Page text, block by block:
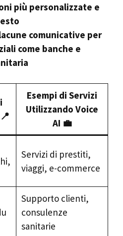
più personalizzate e
comunicative per
come banche e
Esempi di Servizi
Utilizzando Voice
AI 💼
Servizi di prestiti,
viaggi, e-commerce
Supporto clienti,
consulenze
sanitarie